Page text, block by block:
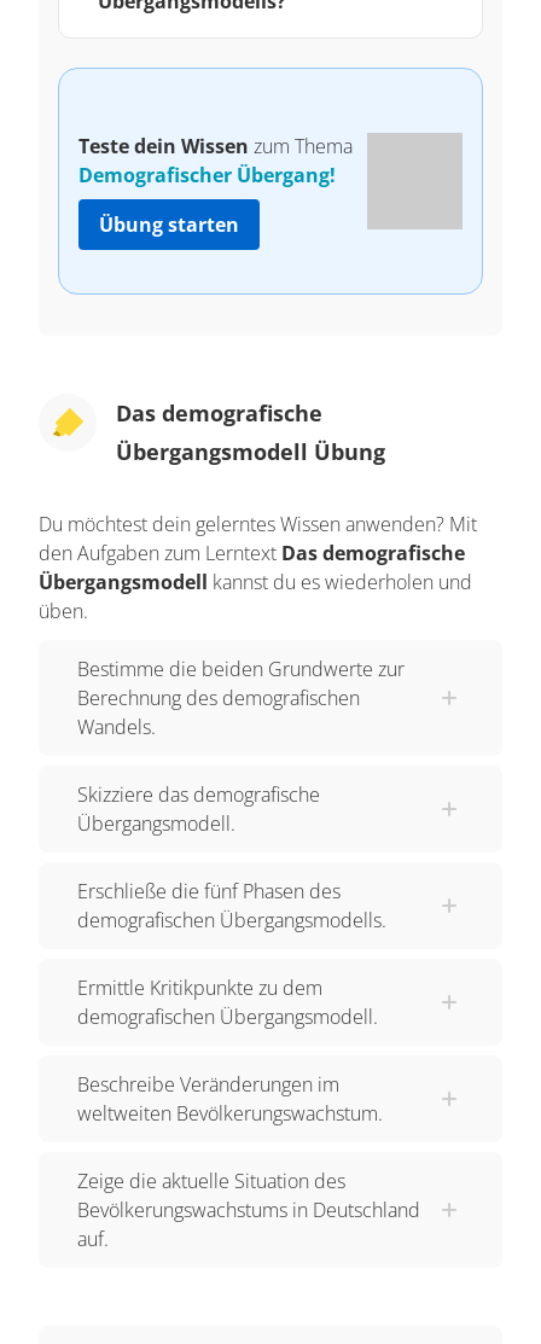
Teste dein Wissen zum Thema
Demografischer Übergang!
Übung starten
Das demografische
Übergangsmodell Übung
Du möchtest dein gelerntes Wissen anwenden? Mit
den Aufgaben zum Lerntext Das demografische
Übergangsmodell kannst du es wiederholen und
üben.
Bestimme die beiden Grundwerte zur
Berechnung des demografischen
Wandels.
Skizziere das demografische
Übergangsmodell.
Erschließe die fünf Phasen des
demografischen Übergangsmodells.
Ermittle Kritikpunkte zu dem
demografischen Übergangsmodell.
Beschreibe Veränderungen im
weltweiten Bevölkerungswachstum.
Zeige die aktuelle Situation des
Bevölkerungswachstums in Deutschland
auf.